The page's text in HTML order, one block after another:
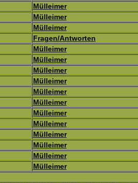
Mülleimer
Mülleimer
Mülleimer
Fragen/Antworten
Mülleimer
Mülleimer
Mülleimer
Mülleimer
Mülleimer
Mülleimer
Mülleimer
Mülleimer
Mülleimer
Mülleimer
Mülleimer
Mülleimer